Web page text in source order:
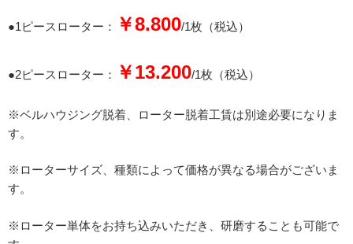
●1ピースローター： ￥8.800/1枚（税込）
●2ピースローター： ￥13.200/1枚（税込）
※ベルハウジング脱着、ローター脱着工賃は別途必要になりま
す。
※ローターサイズ、種類によって価格が異なる場合がございま
す。
※ローター単体をお持ち込みいただき、研磨することも可能で